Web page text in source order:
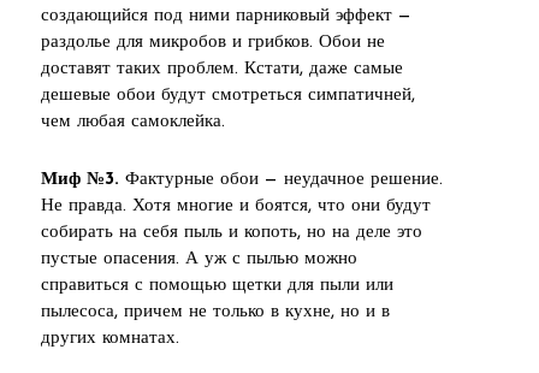
создающийся под ними парниковый эффект —
раздолье для микробов и грибков. Обои не
доставят таких проблем. Кстати, даже самые
дешевые обои будут смотреться симпатичней,
чем любая самоклейка.
Миф №3. Фактурные обои — неудачное решение.
Не правда. Хотя многие и боятся, что они будут
собирать на себя пыль и копоть, но на деле это
пустые опасения. А уж с пылью можно
справиться с помощью щетки для пыли или
пылесоса, причем не только в кухне, но и в
других комнатах.